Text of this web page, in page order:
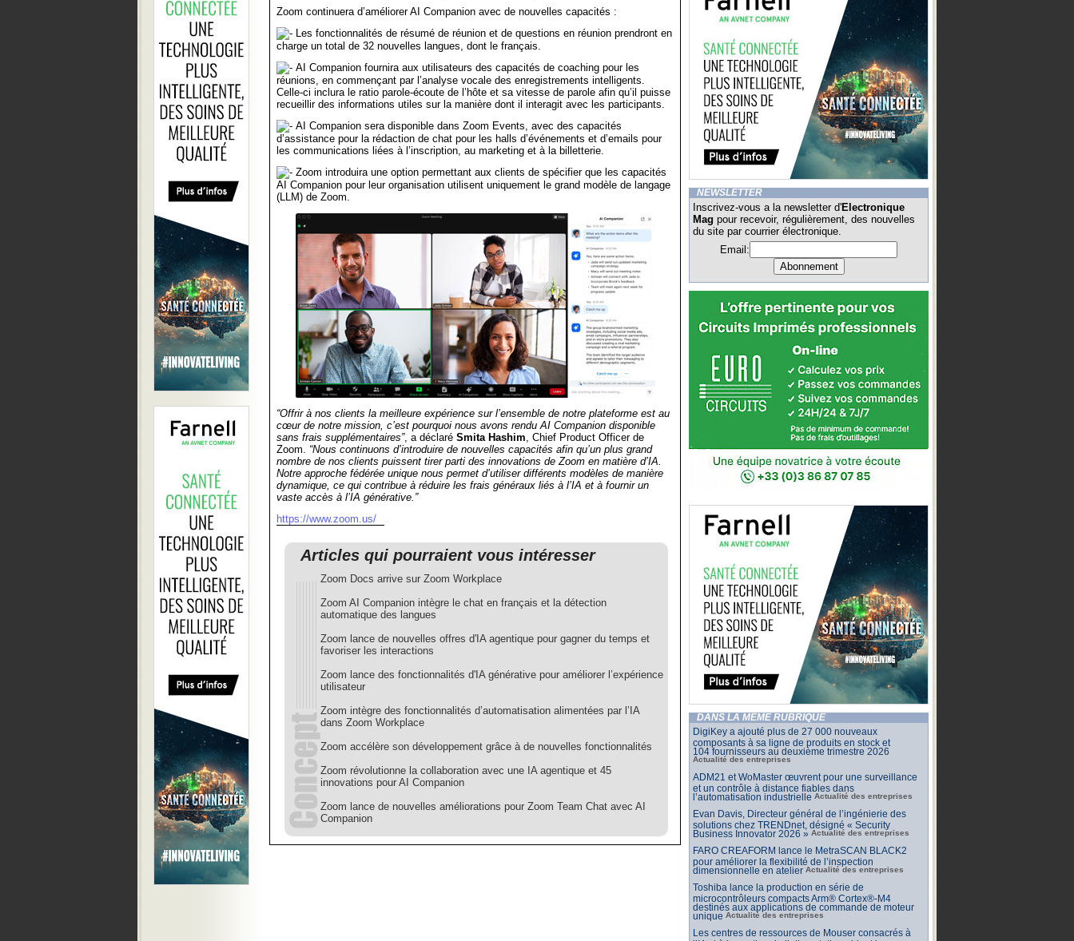
Zoom continuera d’améliorer AI Companion avec de nouvelles capacités :
Les fonctionnalités de résumé de réunion et de questions en réunion prendront en
charge un total de 32 nouvelles langues, dont le français.
AI Companion fournira aux utilisateurs des capacités de coaching pour les
réunions, en commençant par l’analyse vocale des enregistrements intelligents.
Celle-ci inclura le ratio parole-écoute de l’hôte et sa vitesse de parole afin qu’il puisse
recueillir des informations utiles sur la manière dont il interagit avec les participants.
AI Companion sera disponible dans Zoom Events, avec des capacités
d’assistance pour la rédaction de chat pour les halls d’événements et d’emails pour
les communications liées à l’inscription, au marketing et à la billetterie.
Zoom introduira une option permettant aux clients de spécifier que les capacités
AI Companion pour leur organisation utilisent uniquement le grand modèle de langage
(LLM) de Zoom.
“Offrir à nos clients la meilleure expérience sur l’ensemble de notre plateforme est au
cœur de notre mission, c’est pourquoi nous avons rendu AI Companion disponible
sans frais supplémentaires”, a déclaré Smita Hashim, Chief Product Officer de
Zoom. “Nous continuons d’introduire de nouvelles capacités afin qu’un plus grand
nombre de nos clients puissent tirer parti des innovations de Zoom en matière d’IA.
Notre approche fédérée unique nous permet d’utiliser différents modèles de manière
dynamique, ce qui contribue à réduire les frais généraux liés à l’IA et à fournir un
vaste accès à l’IA générative.”
https://www.zoom.us/
Articles qui pourraient vous intéresser
Zoom Docs arrive sur Zoom Workplace
Zoom AI Companion intègre le chat en français et la détection
automatique des langues
Zoom lance de nouvelles offres d'IA agentique pour gagner du temps et
favoriser les interactions
Zoom lance des fonctionnalités d'IA générative pour améliorer l’expérience
utilisateur
Zoom intègre des fonctionnalités d’automatisation alimentées par l’IA
dans Zoom Workplace
Zoom accélère son développement grâce à de nouvelles fonctionnalités
Zoom révolutionne la collaboration avec une IA agentique et 45
innovations pour AI Companion
Zoom lance de nouvelles améliorations pour Zoom Team Chat avec AI
Companion
NEWSLETTER
Inscrivez-vous a la newsletter d'Electronique
Mag pour recevoir, régulièrement, des nouvelles
du site par courrier électronique.
Email:
DANS LA MÊME RUBRIQUE
DigiKey a ajouté plus de 27 000 nouveaux
composants à sa ligne de produits en stock et
104 fournisseurs au deuxième trimestre 2026
Actualité des entreprises
ADM21 et WoMaster œuvrent pour une surveillance
et un contrôle à distance fiables dans
l’automatisation industrielle Actualité des entreprises
Evan Davis, Directeur général de l’ingénierie des
solutions chez TRENDnet, désigné « Security
Business Innovator 2026 » Actualité des entreprises
FARO CREAFORM lance le MetraSCAN BLACK2
pour améliorer la flexibilité de l’inspection
dimensionnelle en atelier Actualité des entreprises
Toshiba lance la production en série de
microcontrôleurs compacts Arm® Cortex®-M4
destinés aux applications de commande de moteur
unique Actualité des entreprises
Les centres de ressources de Mouser consacrés à